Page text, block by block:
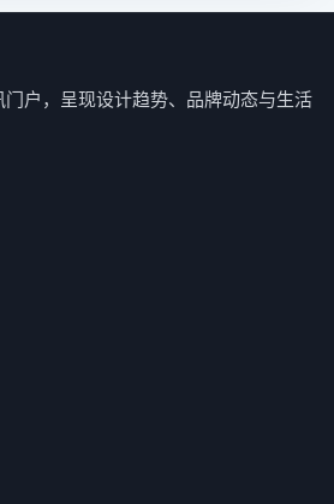
户，呈现设计趋势、品牌动态与生活